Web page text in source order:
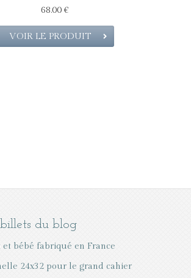
68.00 €
VOIR LE PRODUIT
du blog
et bébé fabriqué en France
24x32 pour le grand cahier